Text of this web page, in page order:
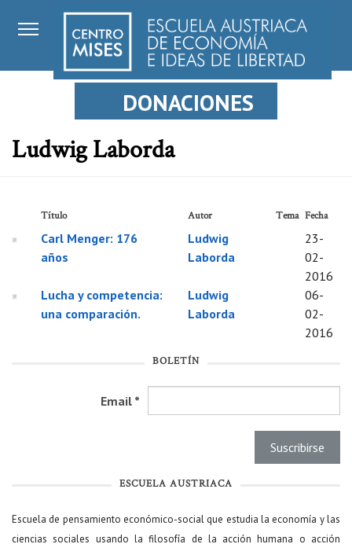
DONACIONES
Ludwig Laborda
Título Autor Tema Fecha
Carl Menger: 176
años
Ludwig
Laborda
23-
02-
2016
Lucha y competencia:
una comparación.
Ludwig
Laborda
06-
02-
2016
BOLETÍN
Email *
ESCUELA AUSTRIACA
Escuela de pensamiento económico-social que estudia la economía y las
ciencias sociales usando la filosofía de la acción humana o acción